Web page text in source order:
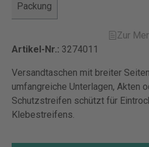
Packung
Zur
Artikel-Nr.: 3274011
Versandtaschen mit breiter
umfangreiche Unterlagen, Akten
Schutzstreifen schützt für
Klebestreifens.